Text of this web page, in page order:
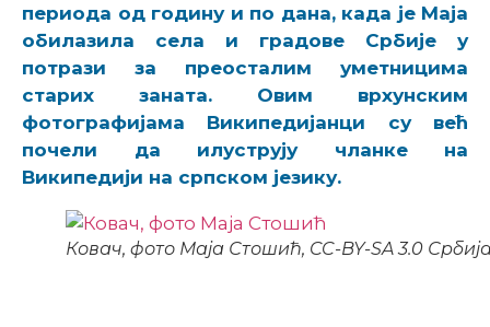
периода од годину и по дана, када је Маја
обилазила села и градове Србије у
потрази за преосталим уметницима
старих заната. Овим врхунским
фотографијама Википедијанци су већ
почели да илуструју чланке на
Википедији на српском језику.
Ковач, фото Маја Стошић, CC-BY-SA 3.0